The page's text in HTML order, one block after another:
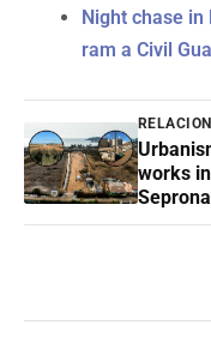
Night chase
ram a Civil
works
Seprona